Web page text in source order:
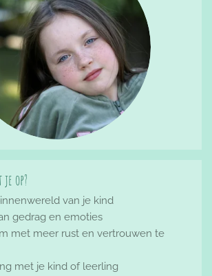
op?
van je kind
gedrag en emoties
met meer rust en vertrouwen te
met je kind of leerling